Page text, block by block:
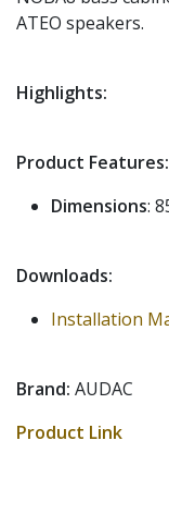
ATEO speakers.
Highlights:
Product Features:
Dimensions:
Downloads:
Installation
Brand: AUDAC
Product Link